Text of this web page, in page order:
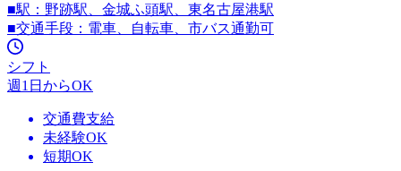
■駅：野跡駅、金城ふ頭駅、東名古屋港駅
■交通手段：電車、自転車、市バス通勤可
シフト
週1日からOK
交通費支給
未経験OK
短期OK